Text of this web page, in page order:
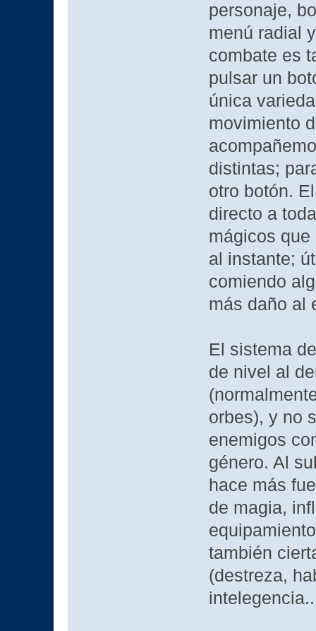
personaje,
menú radial
combate es
pulsar un
única
movimiento
distintas;
otro botón.
directo a
mágicos
al instante;
comiendo
más daño al
El sistema
de nivel al
orbes), y no
enemigos
género. Al
hace más
de magia,
también
(destreza,